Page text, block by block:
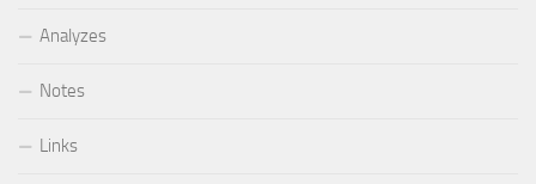
Analyzes
Notes
Links